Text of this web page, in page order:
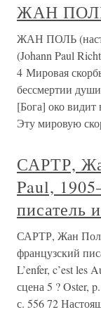
ЖАН
ЖАН ПОЛЬ (наст.
(Johann Paul
4 Мировая
бессмертии
[Бога] око
Эту мировую
САРТР,
Paul,
писатель
САРТР, Жан Поль
французский
L’enfer, c’est les
сцена 5 ? Oster,
с. 556 72